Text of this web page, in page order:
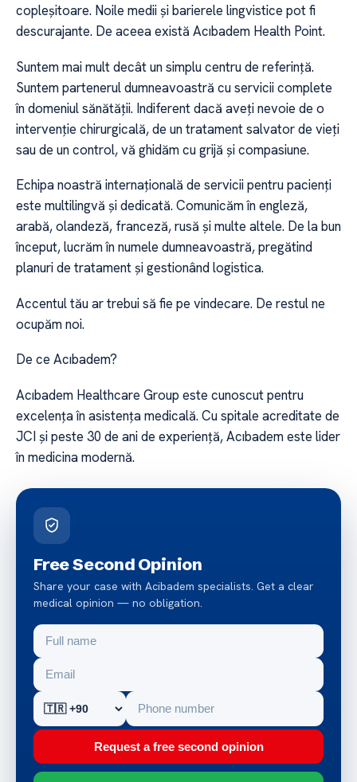
copleșitoare. Noile medii și barierele lingvistice pot fi
descurajante. De aceea există Acıbadem Health Point.
Suntem mai mult decât un simplu centru de referință.
Suntem partenerul dumneavoastră cu servicii complete
în domeniul sănătății. Indiferent dacă aveți nevoie de o
intervenție chirurgicală, de un tratament salvator de vieți
sau de un control, vă ghidăm cu grijă și compasiune.
Echipa noastră internațională de servicii pentru pacienți
este multilingvă și dedicată. Comunicăm în engleză,
arabă, olandeză, franceză, rusă și multe altele. De la bun
început, lucrăm în numele dumneavoastră, pregătind
planuri de tratament și gestionând logistica.
Accentul tău ar trebui să fie pe vindecare. De restul ne
ocupăm noi.
De ce Acıbadem?
Acıbadem Healthcare Group este cunoscut pentru
excelența în asistența medicală. Cu spitale acreditate de
JCI și peste 30 de ani de experiență, Acıbadem este lider
în medicina modernă.
Free Second Opinion
Share your case with Acibadem specialists. Get a clear
medical opinion — no obligation.
Request a free second opinion